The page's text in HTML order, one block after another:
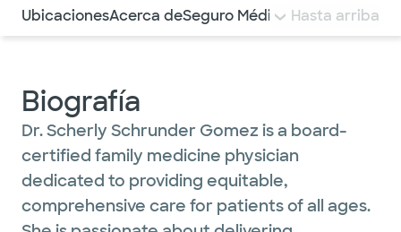
Utilice esta navegación para saltar rápidamente a
UbicacionesAcerca deSeguro Médico COMENTARIOS
Hasta arriba
Biografía
Dr. Scherly Schrunder Gomez is a board-
certified family medicine physician
dedicated to providing equitable,
comprehensive care for patients of all ages.